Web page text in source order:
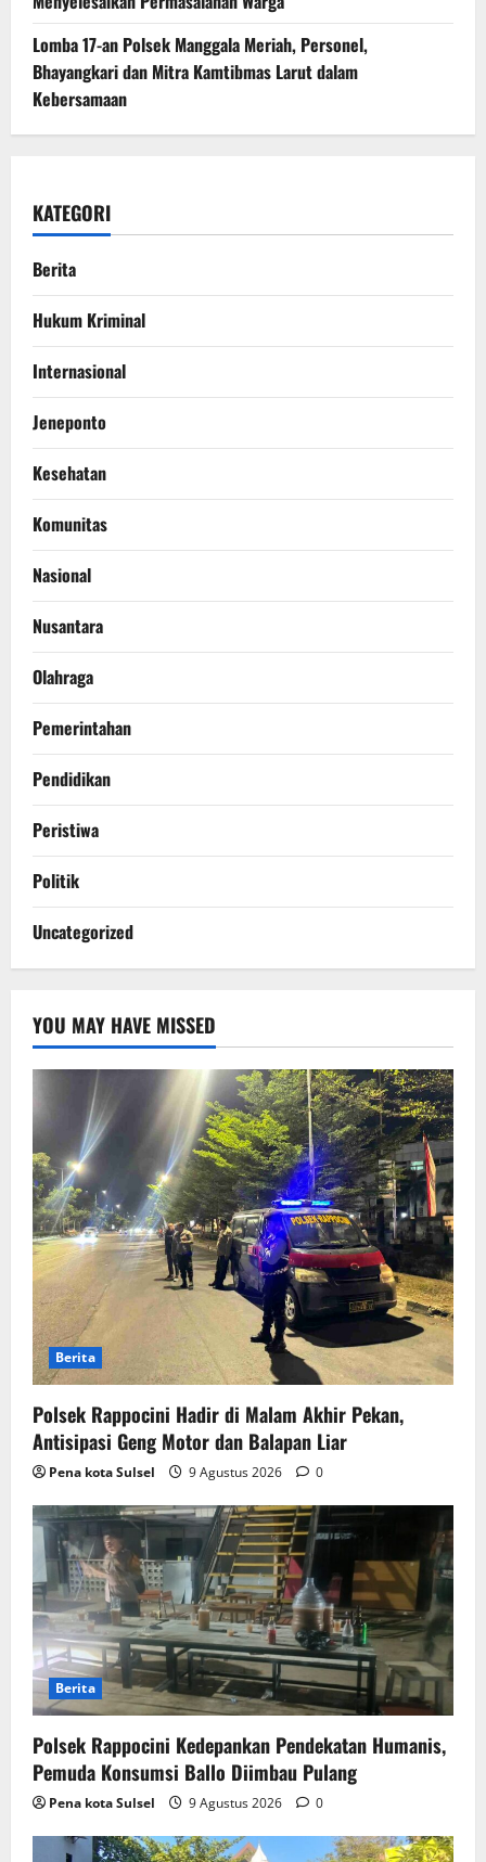
Lomba 17-an Polsek Manggala Meriah, Personel,
Bhayangkari dan Mitra Kamtibmas Larut dalam
Kebersamaan
KATEGORI
Berita
Hukum Kriminal
Internasional
Jeneponto
Kesehatan
Komunitas
Nasional
Nusantara
Olahraga
Pemerintahan
Pendidikan
Peristiwa
Politik
Uncategorized
YOU MAY HAVE MISSED
Berita
Polsek Rappocini Hadir di Malam Akhir Pekan,
Antisipasi Geng Motor dan Balapan Liar
Pena kota Sulsel 9 Agustus 2026 0
Berita
Polsek Rappocini Kedepankan Pendekatan Humanis,
Pemuda Konsumsi Ballo Diimbau Pulang
Pena kota Sulsel 9 Agustus 2026 0